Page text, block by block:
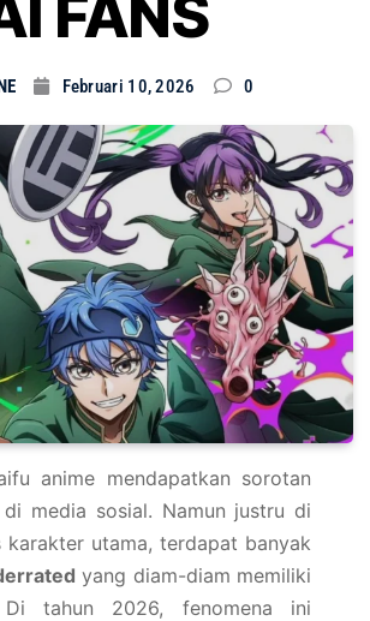
FANS
Februari 10, 2026 0
anime mendapatkan sorotan
media sosial. Namun justru di
utama, terdapat banyak
yang diam-diam memiliki
tahun 2026, fenomena ini